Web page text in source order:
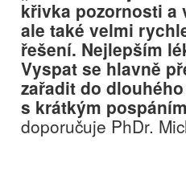
křivka pozornosti a
ale také velmi
řešení. Nejlepším
Vyspat se hlavně
zařadit do
s krátkým
doporučuje PhDr.